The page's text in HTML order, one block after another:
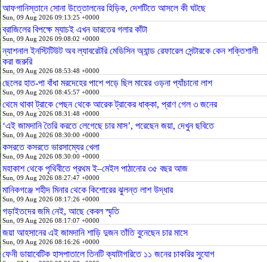
আফগানিস্তানে সোনা উত্তোলনের হিড়িক, দেশটিতে আসলে কী ঘটছে
Sun, 09 Aug 2026 09:13:25 +0000
ব্রাজিলের বিপক্ষে ম্যাচই এখন ভারতের গলার কাঁটা
Sun, 09 Aug 2026 09:08:02 +0000
ন্যাশনাল ইনস্টিটিউট অব ল্যাবরেটরি মেডিসিন অ্যান্ড রেফারেল সেন্টারকে কেন শক্তিশালী
করা জরুরি
Sun, 09 Aug 2026 08:53:48 +0000
ছেলের হাত-পা বাঁধা মরদেহের পাশে পড়ে ছিল মায়ের ওড়না প্যাঁচানো লাশ
Sun, 09 Aug 2026 08:45:57 +0000
থেমে থাকা ট্রাকে পেছন থেকে আরেক ট্রাকের ধাক্কা, প্রাণ গেল ৩ জনের
Sun, 09 Aug 2026 08:31:48 +0000
‘এই জামদানি তৈরি করতে লেগেছে চার মাস’, পরেছেন জয়া, দেখুন ছবিতে
Sun, 09 Aug 2026 08:30:00 +0000
কসরতে কসরতে ভারসাম্যের খেলা
Sun, 09 Aug 2026 08:30:00 +0000
মহাকাশ থেকে পৃথিবীতে প্রথম ই–মেইল পাঠানোর ৩৫ বছর আজ
Sun, 09 Aug 2026 08:27:47 +0000
মানিকগঞ্জে শহীদ মিনার থেকে কিশোরের ঝুলন্ত লাশ উদ্ধার
Sun, 09 Aug 2026 08:17:26 +0000
গড়াইতদের জমি নেই, আছে কেবল স্মৃতি
Sun, 09 Aug 2026 08:17:07 +0000
জয়া আহসানের এই জামদানি শাড়ি দুজন তাঁতি বুনেছেন চার মাসে
Sun, 09 Aug 2026 08:16:26 +0000
ফেনী ডায়াবেটিক হাসপাতালে তিনটি ক্যাটাগরিতে ১১ জনের চাকরির সুযোগ